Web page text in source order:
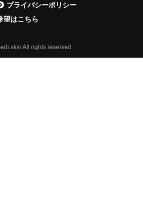
プライバシーポリシー
望はこちら
skin All rights reserved.